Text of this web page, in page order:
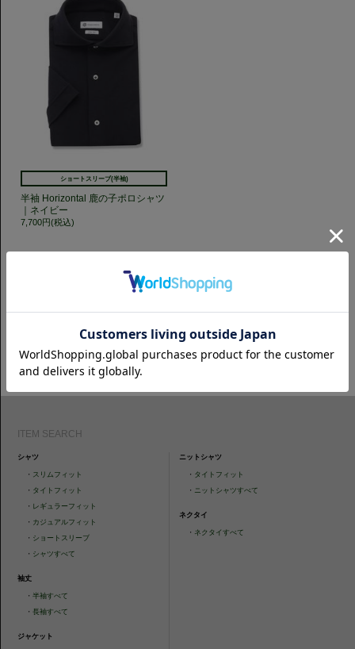
ショートスリーブ(半袖)
半袖 Horizontal 鹿の子ポロシャツ
｜ネイビー
7,700円(税込)
GET TO KNOW US
CAMICIANISTAの最新情報、スタイル提案などをおしらせします。是非フ
ITEM SEARCH
シャツ
・ スリムフィット
・ タイトフィット
・ レギュラーフィット
・ カジュアルフィット
・ ショートスリーブ
・ シャツすべて
袖丈
・半袖すべて
・長袖すべて
ジャケット
ニットシャツ
・ タイトフィット
・ ニットシャツすべて
ネクタイ
・ ネクタイすべて